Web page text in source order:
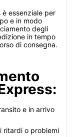
essenziale per
e in modo
degli
in tempo
di consegna.
e in arrivo
ritardi o problemi